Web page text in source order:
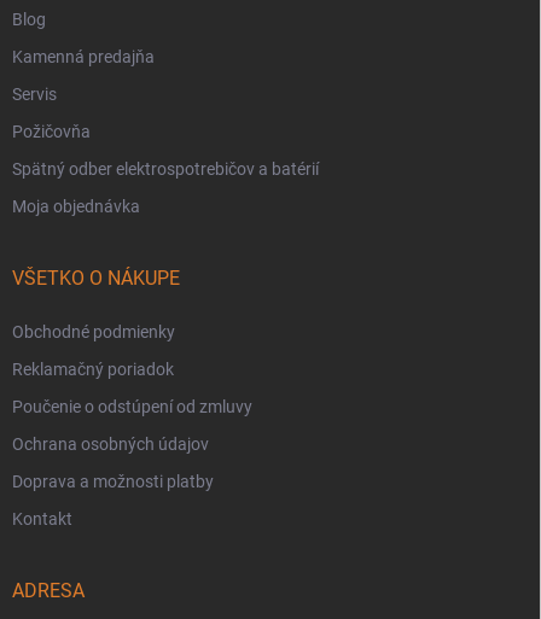
Blog
Kamenná predajňa
Servis
Požičovňa
Spätný odber elektrospotrebičov a batérií
Moja objednávka
VŠETKO O NÁKUPE
Obchodné podmienky
Reklamačný poriadok
Poučenie o odstúpení od zmluvy
Ochrana osobných údajov
Doprava a možnosti platby
Kontakt
ADRESA